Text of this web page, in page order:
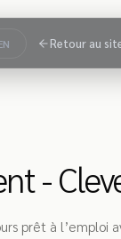
Retour au
-
prêt à l’emploi